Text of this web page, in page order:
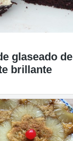
glaseado de
brillante